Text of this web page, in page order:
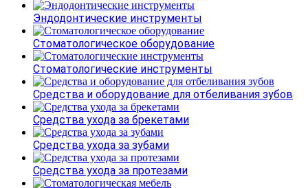
Эндодонтические инструменты
Стоматологическое оборудование
Стоматологические инструменты
Средства и оборудование для отбеливания зубов
Средства ухода за брекетами
Средства ухода за зубами
Средства ухода за протезами